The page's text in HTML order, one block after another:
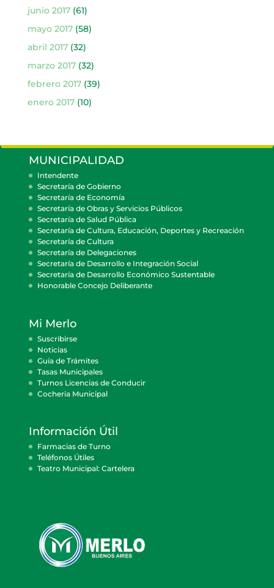
junio 2017(61)
mayo 2017(58)
abril 2017(32)
marzo 2017(32)
febrero 2017(39)
enero 2017(10)
MUNICIPALIDAD
Intendente
Secretaría de Gobierno
Secretaría de Economía
Secretaría de Obras y Servicios Públicos
Secretaría de Salud Pública
Secretaría de Cultura, Educación, Deportes y Recreación
Secretaría de Cultura
Secretaría de Delegaciones
Secretaría de Desarrollo e Integración Social
Secretaría de Desarrollo Económico Sustentable
Honorable Concejo Deliberante
Mi Merlo
Suscribirse
Noticias
Guía de Trámites
Tasas Municipales
Turnos Licencias de Conducir
Cocheria Municipal
Información Útil
Farmacias de Turno
Teléfonos Útiles
Teatro Municipal: Cartelera